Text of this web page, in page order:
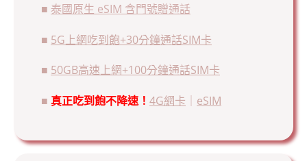
■ 泰國原生 eSIM 含門號贈通話
■ 5G上網吃到飽+30分鐘通話SIM卡
■ 50GB高速上網+100分鐘通話SIM卡
■ 真正吃到飽不降速！ 4G網卡 eSIM